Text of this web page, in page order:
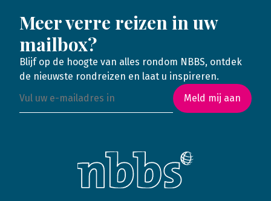
Meer verre reizen in uw
mailbox?
Blijf op de hoogte van alles rondom NBBS, ontdek
de nieuwste rondreizen en laat u inspireren.
Meld mij aan